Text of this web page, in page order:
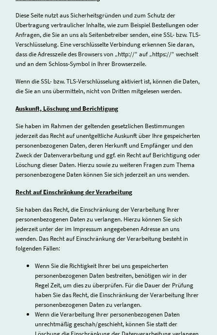
Diese Seite nutzt aus Sicherheitsgründen und zum Schutz der
Übertragung vertraulicher Inhalte, wie zum Beispiel Bestellungen oder
Anfragen, die Sie an uns als Seitenbetreiber senden, eine SSL- bzw. TLS-
Verschlüsselung. Eine verschlüsselte Verbindung erkennen Sie daran,
dass die Adresszeile des Browsers von „http://“ auf „https://“ wechselt
und an dem Schloss-Symbol in Ihrer Browserzeile.
Wenn die SSL- bzw. TLS-Verschlüsselung aktiviert ist, können die Daten,
die Sie an uns übermitteln, nicht von Dritten mitgelesen werden.
Auskunft, Löschung und Berichtigung
Sie haben im Rahmen der geltenden gesetzlichen Bestimmungen
jederzeit das Recht auf unentgeltliche Auskunft über Ihre gespeicherten
personenbezogenen Daten, deren Herkunft und Empfänger und den
Zweck der Datenverarbeitung und ggf. ein Recht auf Berichtigung oder
Löschung dieser Daten. Hierzu sowie zu weiteren Fragen zum Thema
personenbezogene Daten können Sie sich jederzeit an uns wenden.
Recht auf Einschränkung der Verarbeitung
Sie haben das Recht, die Einschränkung der Verarbeitung Ihrer
personenbezogenen Daten zu verlangen. Hierzu können Sie sich
jederzeit unter der im Impressum angegebenen Adresse an uns
wenden. Das Recht auf Einschränkung der Verarbeitung besteht in
folgenden Fällen:
Wenn Sie die Richtigkeit Ihrer bei uns gespeicherten
personenbezogenen Daten bestreiten, benötigen wir in der
Regel Zeit, um dies zu überprüfen. Für die Dauer der Prüfung
haben Sie das Recht, die Einschränkung der Verarbeitung Ihrer
personenbezogenen Daten zu verlangen.
Wenn die Verarbeitung Ihrer personenbezogenen Daten
unrechtmäßig geschah/geschieht, können Sie statt der